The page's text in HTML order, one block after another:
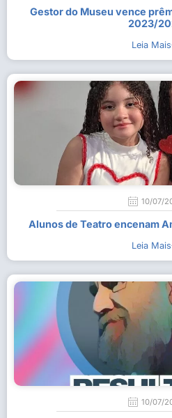
Gestor do Museu vence
2023/
Leia Mais
10/07/
Alunos de Teatro encenam
Leia Mais
10/07/